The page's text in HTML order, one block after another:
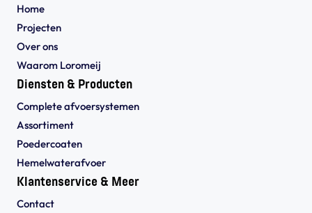
Home
Projecten
Over ons
Waarom Loromeij
Diensten & Producten
Complete afvoersystemen
Assortiment
Poedercoaten
Hemelwaterafvoer
Klantenservice & Meer
Contact